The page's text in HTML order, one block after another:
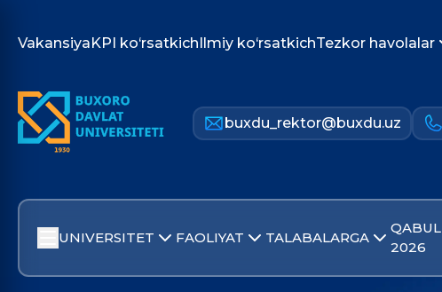
VakansiyaKPI ko‘rsatkichIlmiy ko‘rsatkichTezkor havolalar
buxdu_rektor@buxdu.uz
UNIVERSITET FAOLIYAT TALABALARGA
QABUL
2026